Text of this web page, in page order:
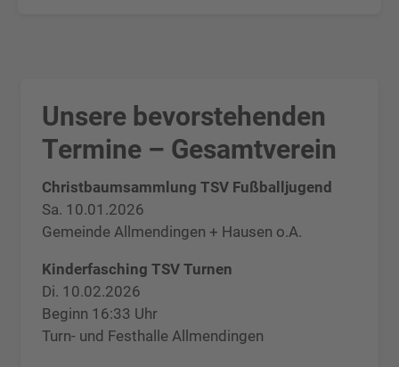
Unsere bevorstehenden
Termine – Gesamtverein
Christbaumsammlung TSV Fußballjugend
Sa. 10.01.2026
Gemeinde Allmendingen + Hausen o.A.
Kinderfasching TSV Turnen
Di. 10.02.2026
Beginn 16:33 Uhr
Turn- und Festhalle Allmendingen